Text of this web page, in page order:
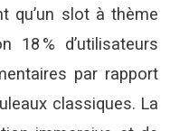
qu’un slot à thème
18 % d’utilisateurs
par rapport
classiques. La